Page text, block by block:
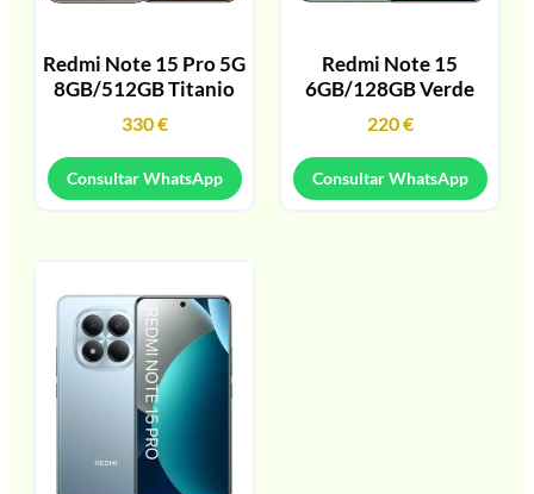
Redmi Note 15 Pro 5G
8GB/512GB Titanio
330€
Consultar WhatsApp
Redmi Note 15
6GB/128GB Verde
220€
Consultar WhatsApp